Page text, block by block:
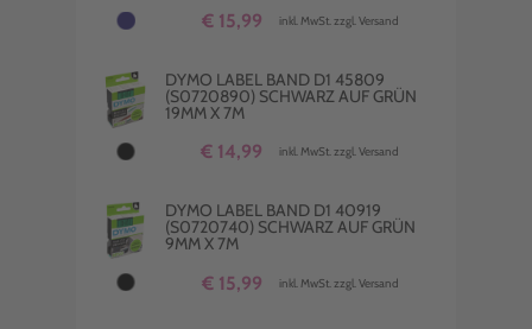
€ 15,99 inkl. MwSt. zzgl. Versand
DYMO LABEL BAND D1 45809
(S0720890) SCHWARZ AUF GRÜN
19MM X 7M
€ 14,99 inkl. MwSt. zzgl. Versand
DYMO LABEL BAND D1 40919
(S0720740) SCHWARZ AUF GRÜN
9MM X 7M
€ 15,99 inkl. MwSt. zzgl. Versand